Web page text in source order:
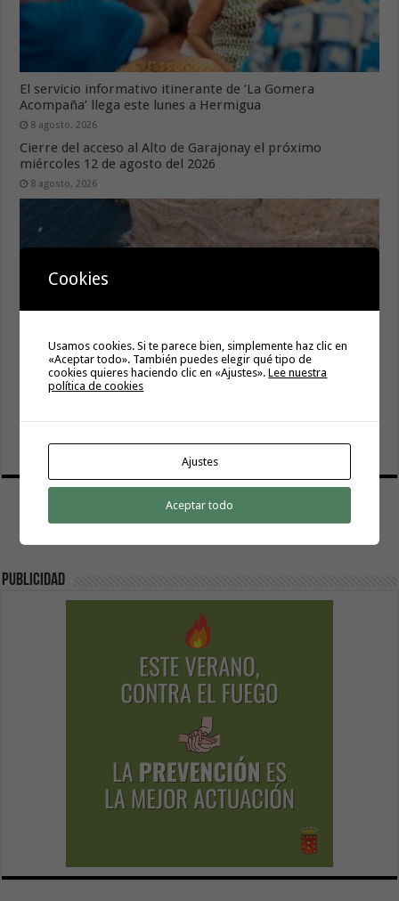
El servicio informativo itinerante de ‘La Gomera
Acompaña’ llega este lunes a Hermigua
8 agosto, 2026
Cierre del acceso al Alto de Garajonay el próximo
miércoles 12 de agosto del 2026
8 agosto, 2026
de La Rajita con la pavimentación de los aparcamientos
8 agosto, 2026
Publicidad
Cookies
Usamos cookies. Si te parece bien, simplemente haz clic en
«Aceptar todo». También puedes elegir qué tipo de
cookies quieres haciendo clic en «Ajustes».Lee nuestra
política de cookies
Ajustes
Aceptar todo